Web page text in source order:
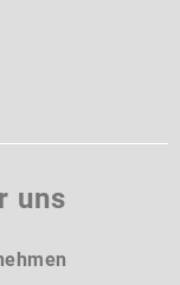
uns